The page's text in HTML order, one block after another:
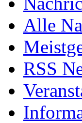
Alle
RSS